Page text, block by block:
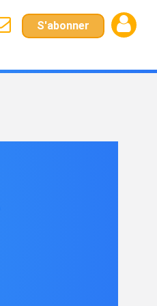
S'abonner